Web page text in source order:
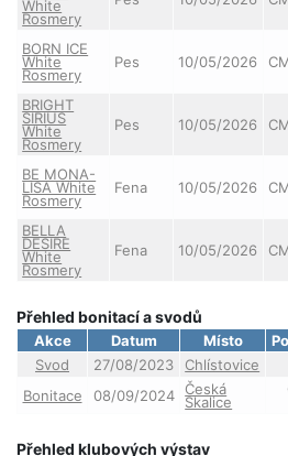
White
Rosmery
BORN ICE
White
Rosmery
Pes 10/05/2026
BRIGHT
SIRIUS
White
Rosmery
Pes 10/05/2026
BE MONA-
LISA White
Rosmery
Fena 10/05/2026
BELLA
DESIRE
White
Rosmery
Fena 10/05/2026
Přehled bonitací a svodů
Akce Datum Místo
Svod
27/08/2023 Chlístovice
Bonitace
08/09/2024 Česká
Skalice
Přehled klubových výstav